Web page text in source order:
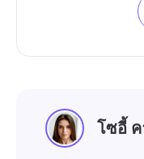
โซอี้ ค